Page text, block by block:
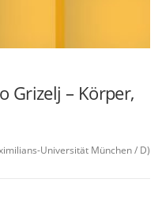
Grizelj – Körper,
Universität München / D)